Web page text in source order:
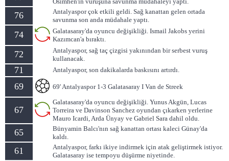
76
Antalyaspor çok etkili geldi. Sağ kanattan gelen ortada
savunma son anda müdahale yaptı.
74
Galatasaray'da oyuncu değişikliği. Ismail Jakobs yerini
Kazımcan'a bıraktı.
72
Antalyaspor, sağ taç çizgisi yakınından bir serbest vuruş
kullanacak.
71 Antalyaspor, son dakikalarda baskısını artırdı.
69 69' Antalyaspor 1-3 Galatasaray I Van de Streek
67
Galatasaray'da oyuncu değişikliği. Yunus Akgün, Lucas
Torreira ve Davinson Sanchez oyundan çıkarken yerlerine
Mauro Icardi, Arda Ünyay ve Gabriel Sara dahil oldu.
65
Bünyamin Balcı'nın sağ kanattan ortası kaleci Günay'da
kaldı.
61
Antalyaspor, farkı ikiye indirmek için atak geliştirmek istiyor.
Galatasaray ise tempoyu düşürme niyetinde.